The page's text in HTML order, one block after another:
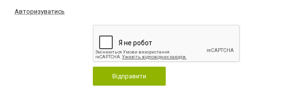
Авторизуватись
Відправити